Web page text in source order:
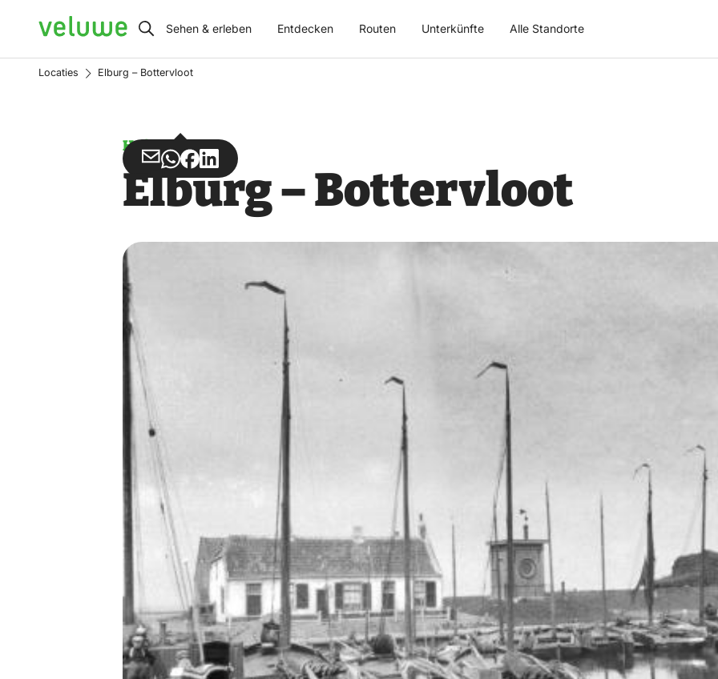
Veluwe Sehen & erleben Entdecken Routen Unterkünfte Alle Standorte
Locaties Elburg – Bottervloot
Hafen
Teilen
über
Teilen
über
Teilen
auf
Facebook
Teilen
auf
LinkedIn
Elburg – Bottervloot